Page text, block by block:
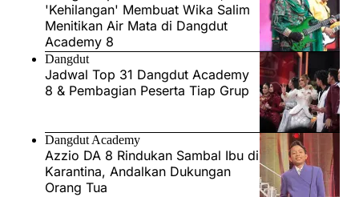
'Kehilangan' Membuat Wika Salim
Menitikan Air Mata di Dangdut
Academy 8
Dangdut
Jadwal Top 31 Dangdut Academy
8 & Pembagian Peserta Tiap Grup
Dangdut Academy
Azzio DA 8 Rindukan Sambal Ibu di
Karantina, Andalkan Dukungan
Orang Tua